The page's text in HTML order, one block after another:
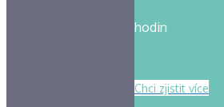
hodin
Chci zjistit více